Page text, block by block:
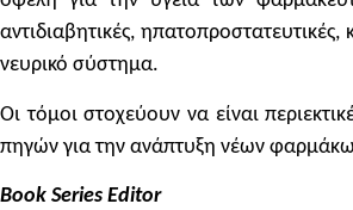
αντιδιαβητικές,
νευρικό σύστημα.
Οι τόμοι στοχεύουν να είναι
πηγών για την ανάπτυξη νέων
Book Series Editor